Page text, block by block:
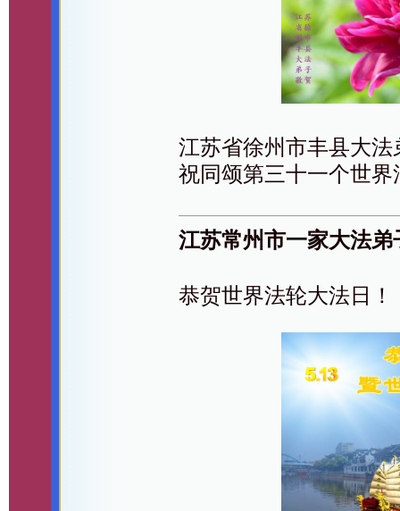
江苏省徐州市丰县大
祝同颂第三十一个世界
江苏常州市一家大法
恭贺世界法轮大法日！